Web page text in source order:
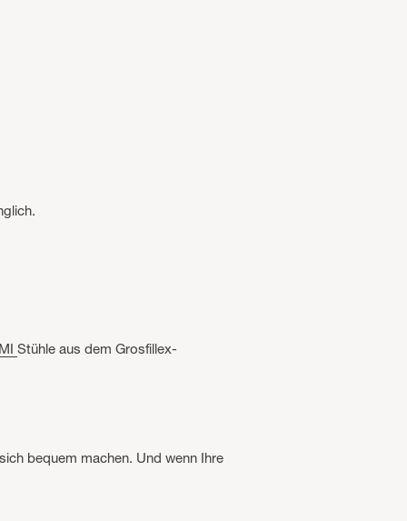
Stühle aus dem Grosfillex-
bequem machen. Und wenn Ihre